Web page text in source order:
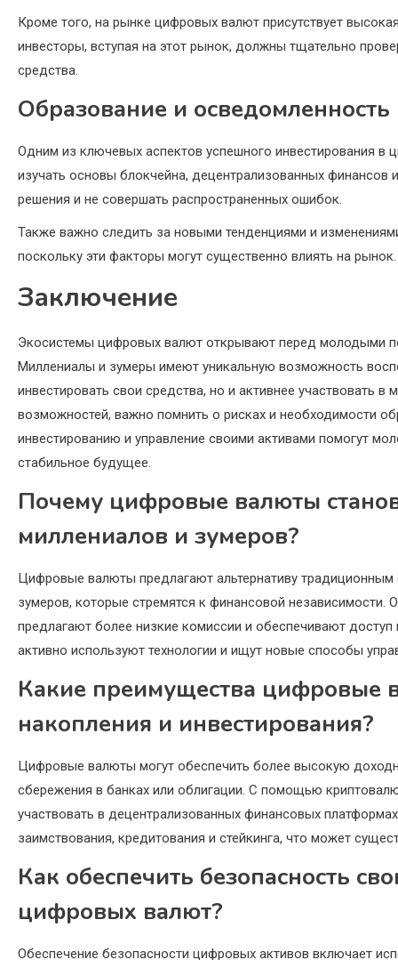
Кроме того, на рынке цифровых валют присутствует
инвесторы, вступая на этот рынок, должны тщательно
средства.
Образование и осведомленность
Одним из ключевых аспектов успешного инвестирования
изучать основы блокчейна, децентрализованных
решения и не совершать распространенных ошибок.
Также важно следить за новыми тенденциями и
поскольку эти факторы могут существенно влиять на рынок.
Заключение
Экосистемы цифровых валют открывают перед молодыми
Миллениалы и зумеры имеют уникальную возможность
инвестировать свои средства, но и активнее участвовать
возможностей, важно помнить о рисках и необходимости
инвестированию и управление своими активами помогут
стабильное будущее.
Почему цифровые валюты
миллениалов и зумеров?
Цифровые валюты предлагают альтернативу
зумеров, которые стремятся к финансовой
предлагают более низкие комиссии и обеспечивают
активно используют технологии и ищут новые способы
Какие преимущества цифровые
накопления и инвестирования?
Цифровые валюты могут обеспечить более высокую
сбережения в банках или облигации. С помощью
участвовать в децентрализованных финансовых
заимствования, кредитования и стейкинга, что может
Как обеспечить безопасность
цифровых валют?
Обеспечение безопасности цифровых активов включает